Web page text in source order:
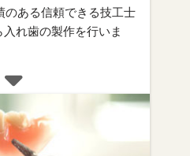
のある信頼できる技工士
れ歯の製作を行いま